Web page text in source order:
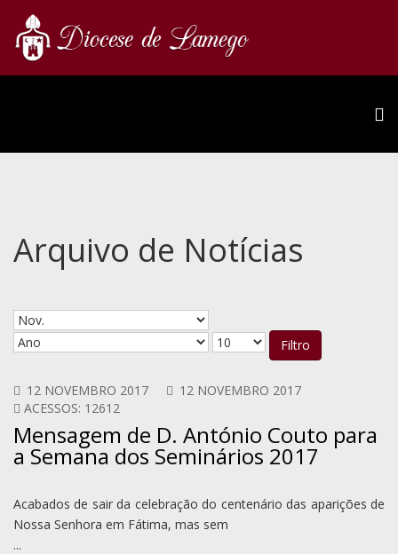
Arquivo de Notícias
Filtro
12 NOVEMBRO 2017
12 NOVEMBRO 2017
ACESSOS: 12612
Mensagem de D. António Couto para
a Semana dos Seminários 2017
Acabados de sair da celebração do centenário das aparições de
Nossa Senhora em Fátima, mas sem
...